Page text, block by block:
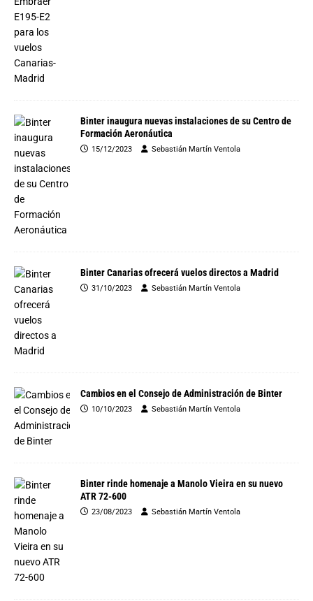
Binter inaugura nuevas instalaciones de su Centro de
Formación Aeronáutica
15/12/2023 Sebastián Martín Ventola
Binter Canarias ofrecerá vuelos directos a Madrid
31/10/2023 Sebastián Martín Ventola
Cambios en el Consejo de Administración de Binter
10/10/2023 Sebastián Martín Ventola
Binter rinde homenaje a Manolo Vieira en su nuevo
ATR 72-600
23/08/2023 Sebastián Martín Ventola